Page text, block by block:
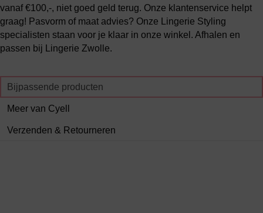
vanaf €100,-, niet goed geld terug. Onze klantenservice helpt
graag! Pasvorm of maat advies? Onze Lingerie Styling
specialisten staan voor je klaar in onze winkel. Afhalen en
passen bij Lingerie Zwolle.
Bijpassende producten
Meer van Cyell
Verzenden & Retourneren